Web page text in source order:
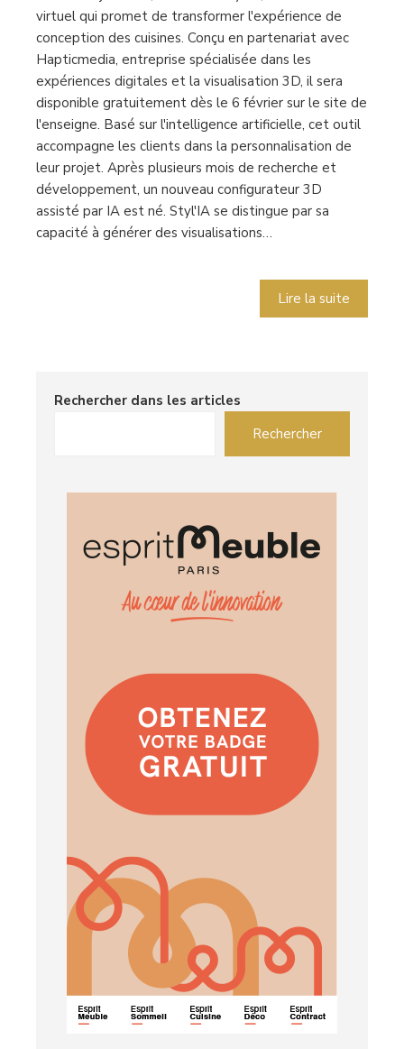
virtuel qui promet de transformer l'expérience de
conception des cuisines. Conçu en partenariat avec
Hapticmedia, entreprise spécialisée dans les
expériences digitales et la visualisation 3D, il sera
disponible gratuitement dès le 6 février sur le site de
l'enseigne. Basé sur l'intelligence artificielle, cet outil
accompagne les clients dans la personnalisation de
leur projet. Après plusieurs mois de recherche et
développement, un nouveau configurateur 3D
assisté par IA est né. Styl'IA se distingue par sa
capacité à générer des visualisations…
Lire la suite
Rechercher dans les articles
Rechercher